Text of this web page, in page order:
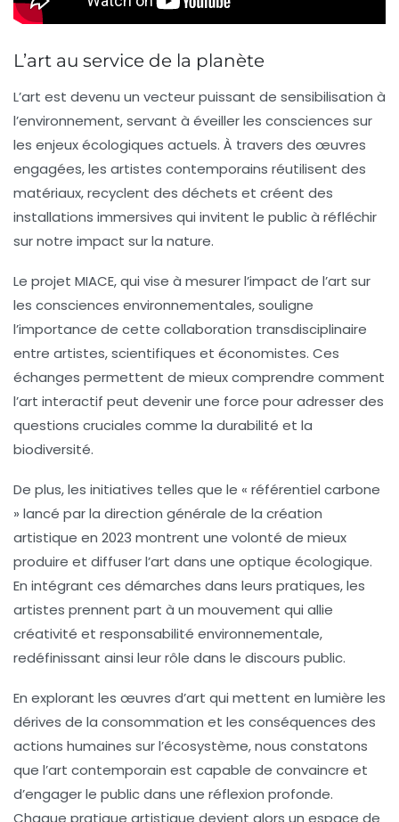
L’art au service de la planète
L’art est devenu un vecteur puissant de sensibilisation à
l’environnement, servant à éveiller les consciences sur
les enjeux écologiques actuels. À travers des œuvres
engagées, les artistes contemporains réutilisent des
matériaux, recyclent des déchets et créent des
installations immersives qui invitent le public à réfléchir
sur notre impact sur la nature.
Le projet MIACE, qui vise à mesurer l’impact de l’art sur
les consciences environnementales, souligne
l’importance de cette collaboration transdisciplinaire
entre artistes, scientifiques et économistes. Ces
échanges permettent de mieux comprendre comment
l’art interactif peut devenir une force pour adresser des
questions cruciales comme la durabilité et la
biodiversité.
De plus, les initiatives telles que le « référentiel carbone
» lancé par la direction générale de la création
artistique en 2023 montrent une volonté de mieux
produire et diffuser l’art dans une optique écologique.
En intégrant ces démarches dans leurs pratiques, les
artistes prennent part à un mouvement qui allie
créativité et responsabilité environnementale,
redéfinissant ainsi leur rôle dans le discours public.
En explorant les œuvres d’art qui mettent en lumière les
dérives de la consommation et les conséquences des
actions humaines sur l’écosystème, nous constatons
que l’art contemporain est capable de convaincre et
d’engager le public dans une réflexion profonde.
Chaque pratique artistique devient alors un espace de